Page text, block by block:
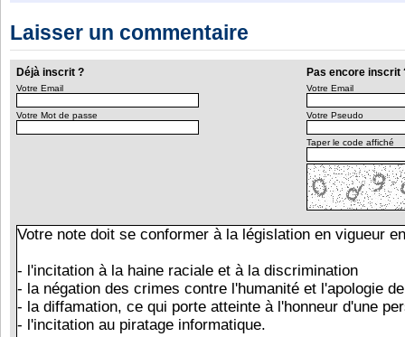
Laisser un commentaire
Déjà inscrit ? Pas encore inscrit
Votre Email
Votre Mot de passe
Votre Email
Votre Pseudo
Taper le code affiché